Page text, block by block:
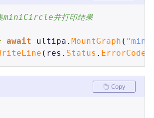
miniCircle并打印结果
await ultipa . MountGraph (
( res . Status . ErrorCode
Copy